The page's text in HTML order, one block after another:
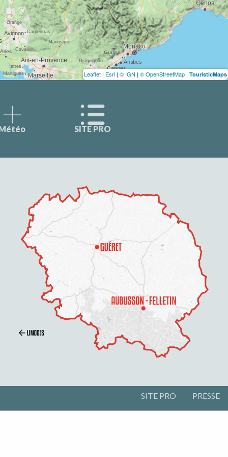
Leaflet | Esri | © IGN | © OpenStreetMap | TouristicMaps
SITE PRO
SITE PRO PRESSE